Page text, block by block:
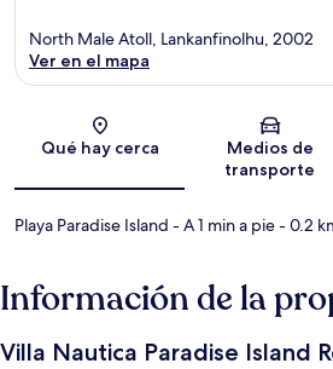
Sección
North Male Atoll, Lankanfinolhu, 2002
Ver en el mapa
Qué hay cerca
Medios de
transporte
Playa Paradise Island - A 1 min a pie- 0.2
Información de la
Villa Nautica Paradise Island